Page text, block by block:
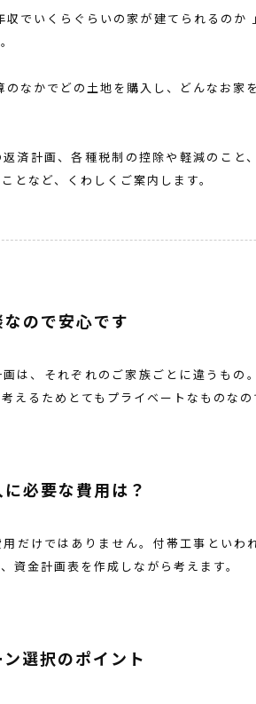
収でいくらぐらいの家が建てられるの
のなかでどの土地を購入し、どんなお家
済計画、各種税制の控除や軽減のこと
となど、くわしくご案内します。
ので安心です
は、それぞれのご家族ごとに違うもの
えるためとてもプライベートなものな
必要な費用は？
だけではありません。付帯工事といわ
資金計画表を作成しながら考えます。
選択のポイント